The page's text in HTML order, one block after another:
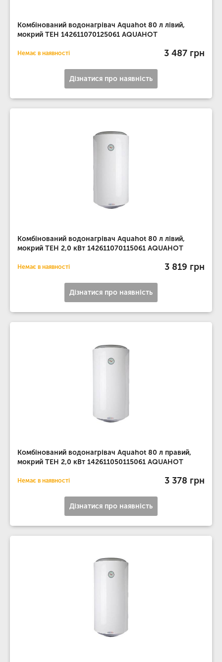
Комбінований водонагрівач Aquahot 80 л лівий,
мокрий ТЕН 142611070125061 AQUAHOT
Немає в наявності 3 487 грн
Дізнатися про наявність
Комбінований водонагрівач Aquahot 80 л лівий,
мокрий ТЕН 2,0 кВт 142611070115061 AQUAHOT
Немає в наявності 3 819 грн
Дізнатися про наявність
Комбінований водонагрівач Aquahot 80 л правий,
мокрий ТЕН 2,0 кВт 142611050115061 AQUAHOT
Немає в наявності 3 378 грн
Дізнатися про наявність